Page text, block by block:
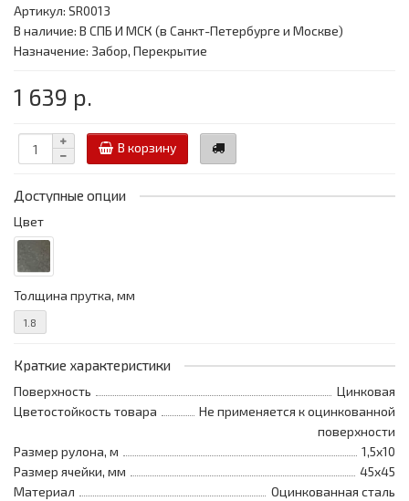
Артикул: SR0013
В наличие: В СПБ И МСК (в Санкт-Петербурге и Москве)
Назначение: Забор, Перекрытие
1 639 р.
В корзину
Доступные опции
Цвет
Толщина прутка, мм
1.8
Краткие характеристики
Поверхность
Цинковая
Цветостойкость товара
Не применяется к оцинкованной
поверхности
Размер рулона, м
1,5x10
Размер ячейки, мм
45x45
Материал
Оцинкованная сталь